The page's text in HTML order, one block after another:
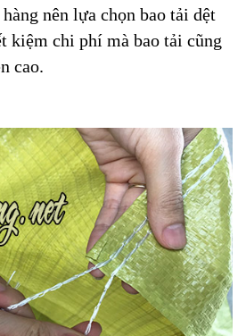
nên lựa chọn bao tải dệt
kiệm chi phí mà bao tải cũng
cao.